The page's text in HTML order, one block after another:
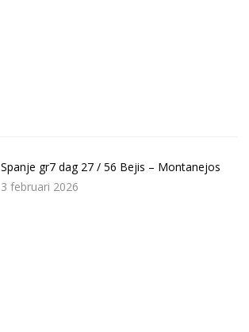
Spanje gr7 dag 27 / 56 Bejis – Montanejos
3 februari 2026